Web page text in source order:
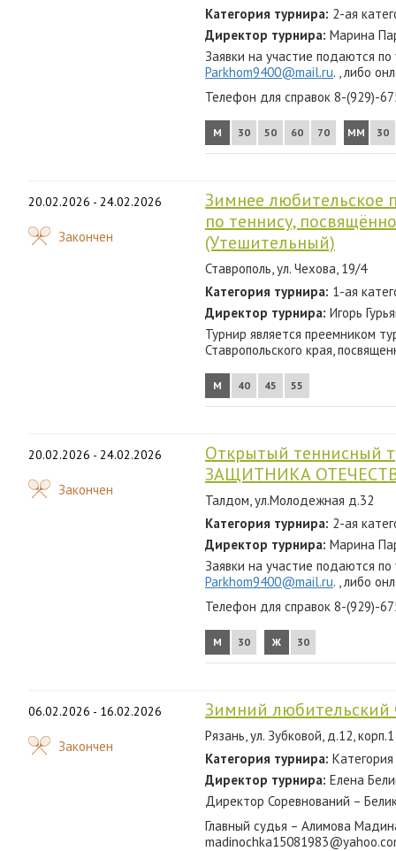
2007
Категория турнира: 2-ая
Директор турнира: Марина
Заявки на участие подаются
Parkhom9400@mail.ru. , либо
Телефон для справок 8-(929)-
М 30 50 60 70 ММ 30
20.02.2026 - 24.02.2026
Закончен
Зимнее любительское
по теннису,
(Утешительный)
Ставрополь, ул. Чехова, 19/4
Категория турнира: 1-ая
Директор турнира: Игорь
Турнир является преемником
Ставропольского края,
М 40 45 55
20.02.2026 - 24.02.2026
Закончен
Открытый теннисный
ЗАЩИТНИКА
Талдом, ул.Молодежная д.32
Категория турнира: 2-ая
Директор турнира: Марина
Заявки на участие подаются
Parkhom9400@mail.ru. , либо
Телефон для справок 8-(929)-
М 30 Ж 30
06.02.2026 - 16.02.2026
Закончен
Зимний любительский
Рязань, ул. Зубковой, д.12, корп.1
Категория турнира:
Директор турнира: Елена
Директор Соревнований –
Главный судья – Алимова